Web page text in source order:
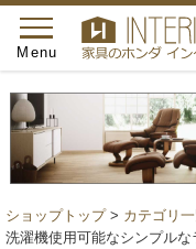
toggle
navigation
Menu
ショップトップ> カテゴリ
洗濯機使用可能なシンプル